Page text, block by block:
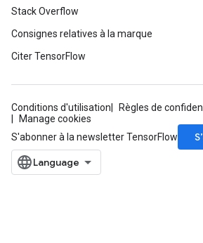
Stack Overflow
Consignes relatives à la marque
Citer TensorFlow
Conditions d'utilisation
Règles de
Manage cookies
S'abonner à la newsletter TensorFlow